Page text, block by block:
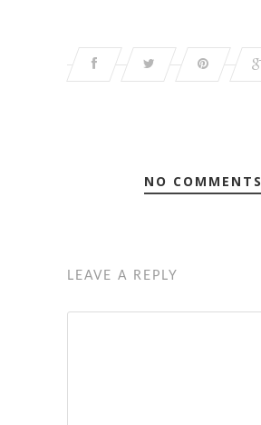
NO COMMENTS
LEAVE A REPLY